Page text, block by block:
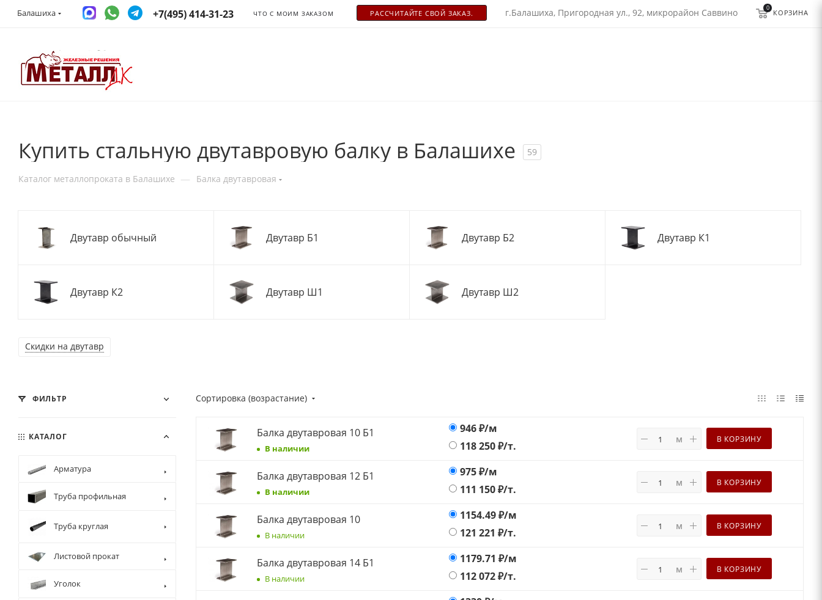
Балашиха +7(495) 414-31-23 ЧТО С МОИМ ЗАКАЗОМ РАСCЧИТАЙТЕ СВОЙ ЗАКАЗ. г.Балашиха, Пригородная ул., 92, микрорайон Саввино 0
КОРЗИНА
Купить стальную двутавровую балку в Балашихе 59
Каталог металлопроката в Балашихе — Балка двутавровая
Двутавр обычный Двутавр Б1 Двутавр Б2 Двутавр К1
Двутавр К2 Двутавр Ш1 Двутавр Ш2
Скидки на двутавр
Сортировка (возрастание)
Балка двутавровая 10 Б1
В наличии
946₽/м
118 250₽/т.
м В КОРЗИНУ
Балка двутавровая 12 Б1
В наличии
975₽/м
111 150₽/т.
м В КОРЗИНУ
Балка двутавровая 10
В наличии
1154.49₽/м
121 221 ₽/т.
м В КОРЗИНУ
Балка двутавровая 14 Б1
В наличии
1179.71 ₽/м
112 072₽/т.
м В КОРЗИНУ
ФИЛЬТР
КАТАЛОГ
Арматура
Труба профильная
Труба круглая
Листовой прокат
Уголок